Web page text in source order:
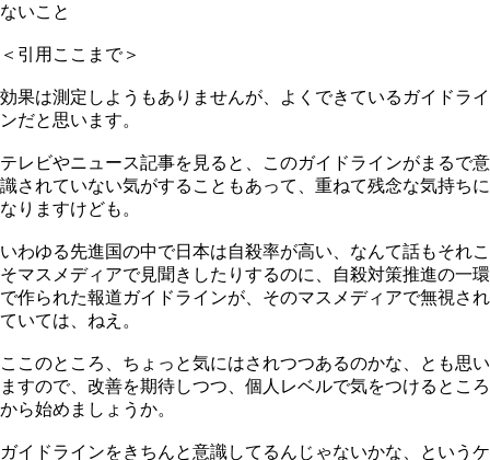
ないこと
＜引用ここまで＞
効果は測定しようもありませんが、よくできているガイドライ
ンだと思います。
テレビやニュース記事を見ると、このガイドラインがまるで意
識されていない気がすることもあって、重ねて残念な気持ちに
なりますけども。
いわゆる先進国の中で日本は自殺率が高い、なんて話もそれこ
そマスメディアで見聞きしたりするのに、自殺対策推進の一環
で作られた報道ガイドラインが、そのマスメディアで無視され
ていては、ねえ。
ここのところ、ちょっと気にはされつつあるのかな、とも思い
ますので、改善を期待しつつ、個人レベルで気をつけるところ
から始めましょうか。
ガイドラインをきちんと意識してるんじゃないかな、というケ